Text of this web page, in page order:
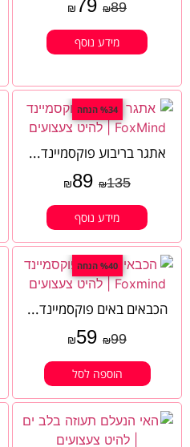
₪89
₪ 79
מידע נוסף
%34 הנחה
אתגר בריבוע פוקסמיינד...
₪135
₪89
מידע נוסף
%40 הנחה
הכבאים באים פוקסמיינד...
₪99
₪59
הוספה לסל